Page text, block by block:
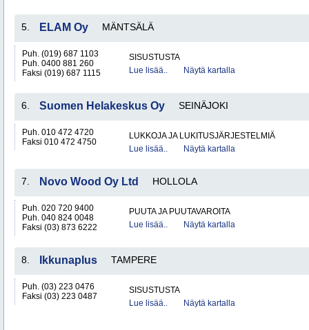
5. ELAM Oy MÄNTSÄLÄ
Puh. (019) 687 1103
Puh. 0400 881 260
Faksi (019) 687 1115
SISUSTUSTA
Lue lisää..
Näytä kartalla
6. Suomen Helakeskus Oy SEINÄJOKI
Puh. 010 472 4720
Faksi 010 472 4750
LUKKOJA JA LUKITUSJÄRJESTELMIÄ
Lue lisää..
Näytä kartalla
7. Novo Wood Oy Ltd HOLLOLA
Puh. 020 720 9400
Puh. 040 824 0048
Faksi (03) 873 6222
PUUTA JA PUUTAVAROITA
Lue lisää..
Näytä kartalla
8. Ikkunaplus TAMPERE
Puh. (03) 223 0476
Faksi (03) 223 0487
SISUSTUSTA
Lue lisää..
Näytä kartalla